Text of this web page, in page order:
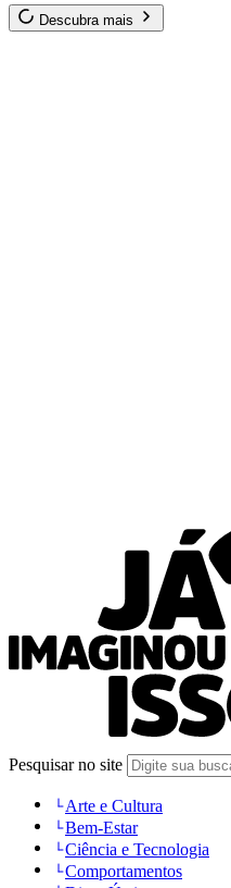
Descubra mais
Pesquisar no site
Arte e Cultura
Bem-Estar
Ciência e Tecnologia
Comportamentos